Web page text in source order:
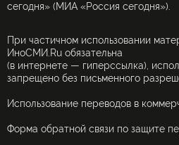
сегодня» (МИА «Россия сегодня»).
При частичном использовании
ИноСМИ.Ru обязательна
(в интернете — гиперссылка),
запрещено без письменного
Использование переводов в
Форма обратной связи по защите